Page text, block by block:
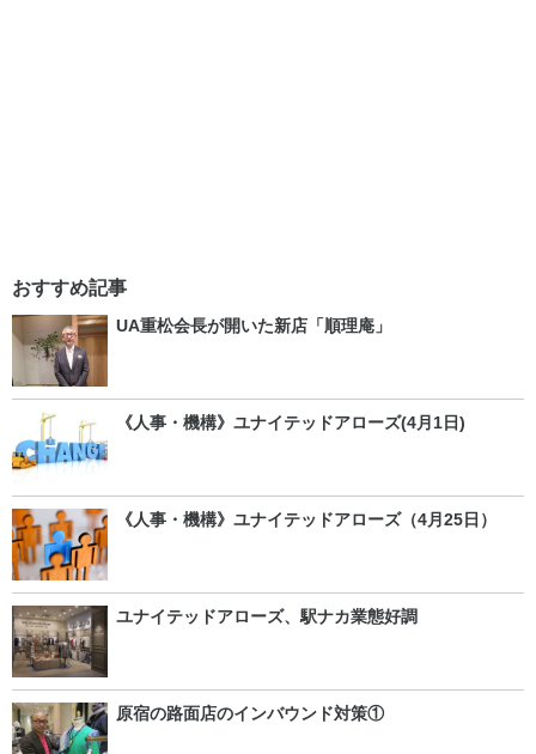
おすすめ記事
UA重松会長が開いた新店「順理庵」
《人事・機構》ユナイテッドアローズ(4月1日)
《人事・機構》ユナイテッドアローズ（4月25日）
ユナイテッドアローズ、駅ナカ業態好調
原宿の路面店のインバウンド対策①